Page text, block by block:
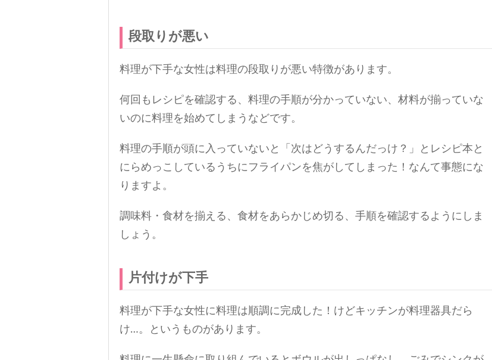
段取りが悪い
料理が下手な女性は料理の段取りが悪い特徴があります。
何回もレシピを確認する、料理の手順が分かっていない、材料が揃っていな
いのに料理を始めてしまうなどです。
料理の手順が頭に入っていないと「次はどうするんだっけ？」とレシピ本と
にらめっこしているうちにフライパンを焦がしてしまった！なんて事態にな
りますよ。
調味料・食材を揃える、食材をあらかじめ切る、手順を確認するようにしま
しょう。
片付けが下手
料理が下手な女性に料理は順調に完成した！けどキッチンが料理器具だら
け…。というものがあります。